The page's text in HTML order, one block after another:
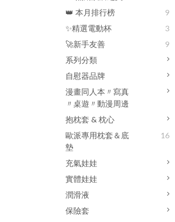
👑 本月排行榜
9
✨精選電動杯
3
🚀新手友善
9
系列分類
自慰器品牌
漫畫同人本〃寫真
〃桌遊〃動漫周邊
抱枕套 & 枕心
歐派專用枕套＆底
墊
16
充氣娃娃
實體娃娃
潤滑液
保險套